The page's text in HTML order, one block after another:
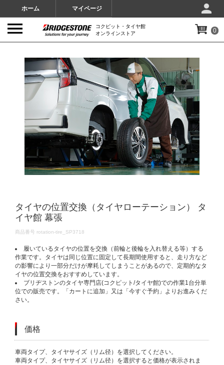
ホーム マイページ
コクピット・タイヤ館
オンラインストア
0
タイヤの位置交換（タイヤローテーション） タ
イヤ館 幕張
DETAILS
商品番号 rotation-tire_SP3718
履いているタイヤの位置を交換（前輪と後輪を入れ替える等）する
作業です。タイヤは同じ位置に固定して長期間使用すると、走り方など
の影響により一部分だけが摩耗してしまうことがあるので、定期的なタ
イヤの位置交換をおすすめしています。
ブリヂストンのタイヤ専門店(コクピット/タイヤ館)での作業1台分単
位での販売です。「カートに追加」又は「今すぐ予約」よりお進みくだ
さい。
価格
VARIATIONS
車両タイプ、タイヤサイズ（リム径）を選択してください。
車両タイプ、タイヤサイズ（リム径）を選択すると価格が表示されま